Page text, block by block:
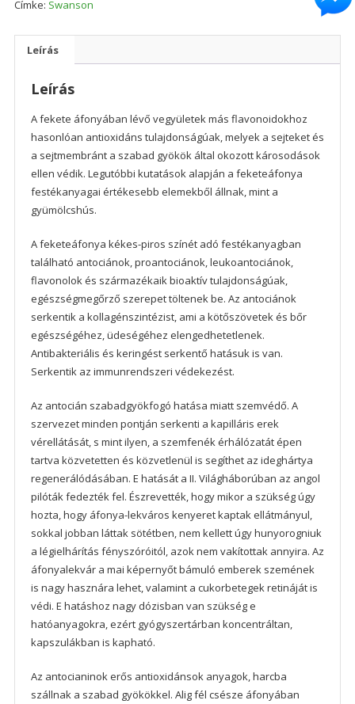
Címke: Swanson
Leírás
Leírás
A fekete áfonyában lévő vegyületek más flavonoidokhoz
hasonlóan antioxidáns tulajdonságúak, melyek a sejteket és
a sejtmembránt a szabad gyökök által okozott károsodások
ellen védik. Legutóbbi kutatások alapján a feketeáfonya
festékanyagai értékesebb elemekből állnak, mint a
gyümölcshús.
A feketeáfonya kékes-piros színét adó festékanyagban
található antociánok, proantociánok, leukoantociánok,
flavonolok és származékaik bioaktív tulajdonságúak,
egészségmegőrző szerepet töltenek be. Az antociánok
serkentik a kollagénszintézist, ami a kötőszövetek és bőr
egészségéhez, üdeségéhez elengedhetetlenek.
Antibakteriális és keringést serkentő hatásuk is van.
Serkentik az immunrendszeri védekezést.
Az antocián szabadgyökfogó hatása miatt szemvédő. A
szervezet minden pontján serkenti a kapilláris erek
vérellátását, s mint ilyen, a szemfenék érhálózatát épen
tartva közvetetten és közvetlenül is segíthet az ideghártya
regenerálódásában. E hatását a II. Világháborúban az angol
pilóták fedezték fel. Észrevették, hogy mikor a szükség úgy
hozta, hogy áfonya-lekváros kenyeret kaptak ellátmányul,
sokkal jobban láttak sötétben, nem kellett úgy hunyorogniuk
a légielhárítás fényszóróitól, azok nem vakítottak annyira. Az
áfonyalekvár a mai képernyőt bámuló emberek szemének
is nagy hasznára lehet, valamint a cukorbetegek retináját is
védi. E hatáshoz nagy dózisban van szükség e
hatóanyagokra, ezért gyógyszertárban koncentráltan,
kapszulákban is kapható.
Az antocianinok erős antioxidánsok anyagok, harcba
szállnak a szabad gyökökkel. Alig fél csésze áfonyában